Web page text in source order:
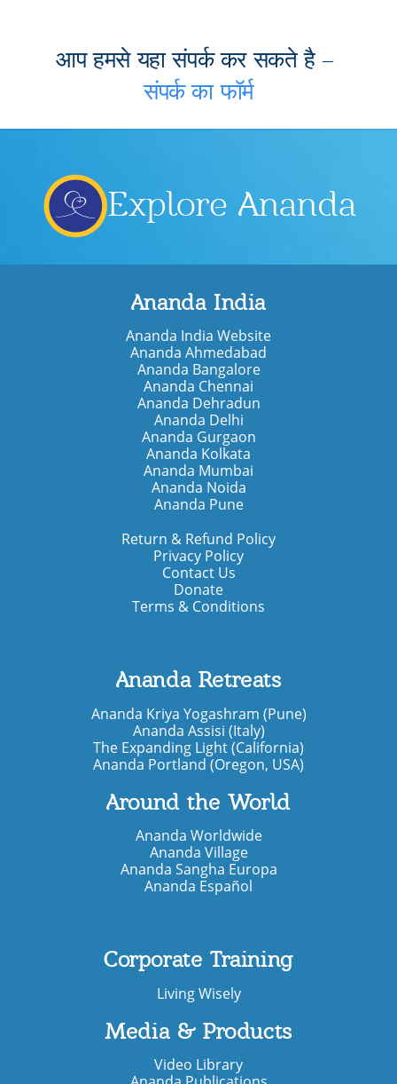
आप हमसे यहा संपर्क कर सकते है –
संपर्क का फॉर्म
Explore Ananda
Ananda India
Ananda India Website
Ananda Ahmedabad
Ananda Bangalore
Ananda Chennai
Ananda Dehradun
Ananda Delhi
Ananda Gurgaon
Ananda Kolkata
Ananda Mumbai
Ananda Noida
Ananda Pune
Return & Refund Policy
Privacy Policy
Contact Us
Donate
Terms & Conditions
Ananda Retreats
Ananda Kriya Yogashram (Pune)
Ananda Assisi (Italy)
The Expanding Light (California)
Ananda Portland (Oregon, USA)
Around the World
Ananda Worldwide
Ananda Village
Ananda Sangha Europa
Ananda Español
Corporate Training
Living Wisely
Media & Products
Video Library